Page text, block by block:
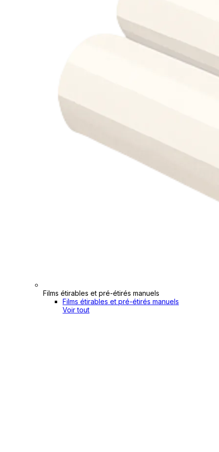
Films étirables et pré-étirés manuels
Films étirables et pré-étirés manuels
Voir tout